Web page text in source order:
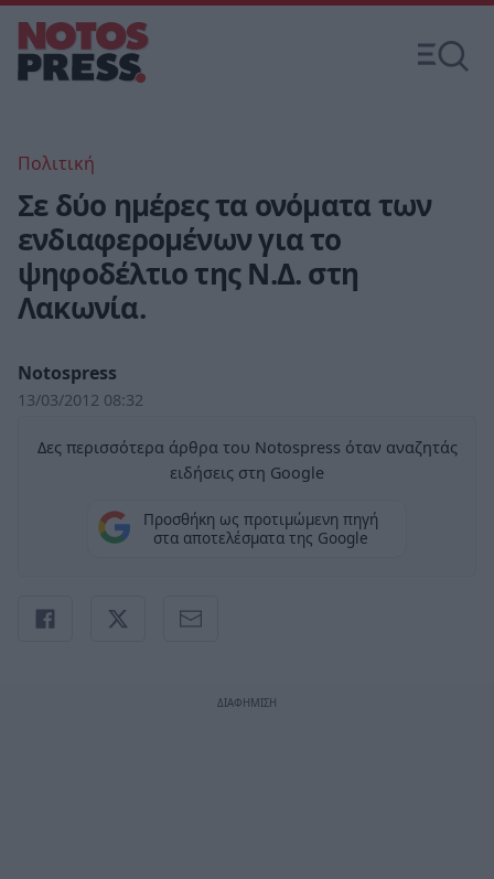
Πολιτική
Σε δύο ημέρες τα ονόματα των
ενδιαφερομένων για το
ψηφοδέλτιο της Ν.Δ. στη
Λακωνία.
Notospress
13/03/2012 08:32
Δες περισσότερα άρθρα του Notospress όταν αναζητάς
ειδήσεις στη Google
Προσθήκη ως προτιμώμενη πηγή
στα αποτελέσματα της Google